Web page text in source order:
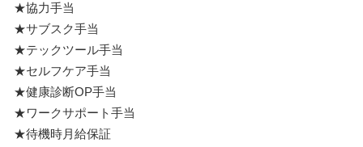
★協力手当
★サブスク手当
★テックツール手当
★セルフケア手当
★健康診断OP手当
★ワークサポート手当
★待機時月給保証